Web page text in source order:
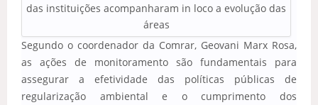
das instituições acompanharam in loco a evolução das
áreas
Segundo o coordenador da Comrar, Geovani Marx Rosa,
as ações de monitoramento são fundamentais para
assegurar a efetividade das políticas públicas de
regularização ambiental e o cumprimento dos